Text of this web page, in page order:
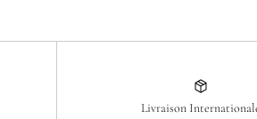
Livraison